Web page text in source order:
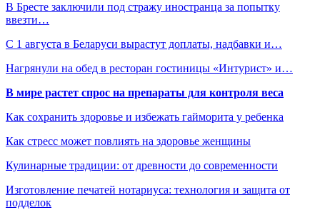
В Бресте заключили под стражу иностранца за попытку
ввезти…
С 1 августа в Беларуси вырастут доплаты, надбавки и…
Нагрянули на обед в ресторан гостиницы «Интурист» и…
В мире растет спрос на препараты для контроля веса
Как сохранить здоровье и избежать гайморита у ребенка
Как стресс может повлиять на здоровье женщины
Кулинарные традиции: от древности до современности
Изготовление печатей нотариуса: технология и защита от
подделок